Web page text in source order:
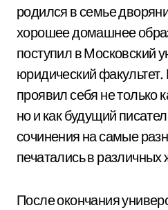
родился в семье
хорошее домашнее
поступил в Московский
юридический факультет.
проявил себя не только
но и как будущий
сочинения на самые
печатались в различных
После окончания